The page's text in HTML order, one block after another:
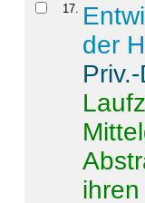
17
der